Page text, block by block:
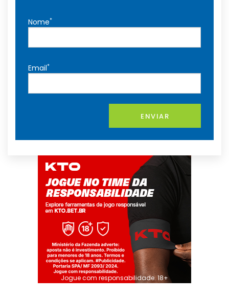
Nome*
Email*
ENVIAR
Jogue com responsabilidade. 18+